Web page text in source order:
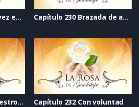
Capítulo 229 Alguna vez estaremos en las estrellas Capítulo 230 Brazada de amor
Capítulo 231 Plan maestro para hijos en vacaciones Capítulo 232 Con voluntad